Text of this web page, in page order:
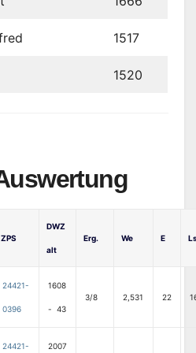
1517
1520
ZPS
DWZ
alt
Erg. We E
24421-
0396
1608
- 43
3/8 2,531 22
24421- 2007